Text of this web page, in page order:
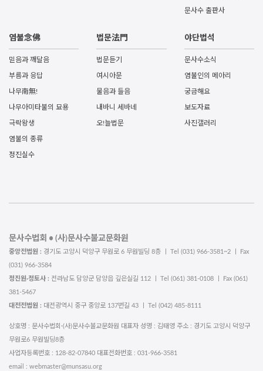
문사수 출판사
염불念佛
믿음과 깨달음
부름과 응답
나무南無!
나무아미타불의 묘용
극락왕생
염불의 종류
정진실수
법문法門
법문듣기
여시아문
물음과 들음
내바니 세바네
오!늘법문
야단법석
문사수소식
염불인의 메아리
궁금해요
보도자료
사진갤러리
문사수법회 • (사)문사수불교문화원
중앙전법원 : 경기도 고양시 덕양구 무원로 6 무원빌딩 8층 ㅣ Tel (031) 966-3581~2 ㅣ Fax
(031) 966-3584
정진원·정토사 : 전라남도 담양군 담양읍 깊은실길 112 ㅣ Tel (061) 381-0108 ㅣ Fax (061)
381-5467
대전전법원 : 대전광역시 중구 중앙로 137번길 43 ㅣ Tel (042) 485-8111
상호명 : 문사수법회·(사)문사수불교문화원 대표자 성명 : 김태영 주소 : 경기도 고양시 덕양구
무원로6 무원빌딩8층
사업자등록번호 : 128-82-07840 대표전화번호 : 031-966-3581
email : webmaster@munsasu.org